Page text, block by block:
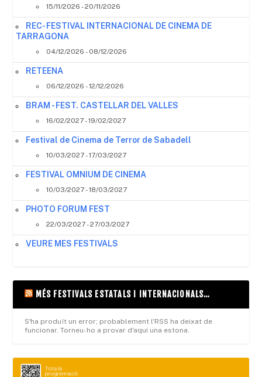
15/11/2026 - 20/11/2026
REC- FESTIVAL INTERNACIONAL DE CINEMA DE
TARRAGONA
04/12/2026 - 08/12/2026
RETEENA
06/12/2026 - 12/12/2026
BRAM - FEST. CASTELLAR DEL VALLES
16/02/2027 - 19/02/2027
Festival de Cinema de Terror de Sabadell
10/03/2027 - 17/03/2027
FESTIVAL OMNIUM DE CINEMA
10/03/2027 - 18/03/2027
PHOTO FORUM FEST
22/03/2027 - 27/03/2027
VEURE MES FESTIVALS
MÉS FESTIVALS ESTATALS I INTERNACIONALS…
S'ha produït un error; probablement l'RSS ha deixat de
funcionar. Torneu-ho a provar d'aquí una estona.